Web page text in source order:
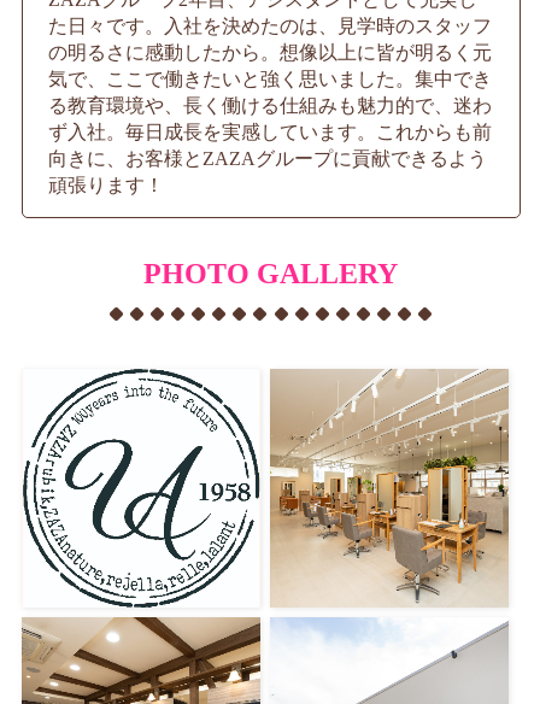
た日々です。入社を決めたのは、見学時のスタッフ
の明るさに感動したから。想像以上に皆が明るく元
気で、ここで働きたいと強く思いました。集中でき
る教育環境や、長く働ける仕組みも魅力的で、迷わ
ず入社。毎日成長を実感しています。これからも前
向きに、お客様とZAZAグループに貢献できるよう
頑張ります！
PHOTO GALLERY